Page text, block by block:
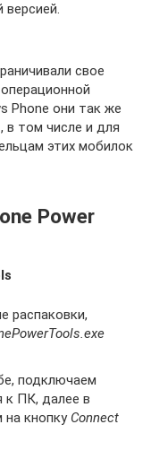
версией.
свое
Phone они так же
том числе и для
этих мобилок
Power
распаковки,
подключаем
ПК, далее в
кнопку Connect